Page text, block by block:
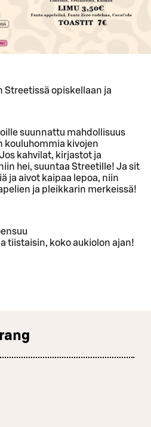
Streetissä opiskellaan ja
suunnattu mahdollisuus
kouluhommia kivojen
kahvilat, kirjastot ja
hei, suuntaa Streetille! Ja sit
ja aivot kaipaa lepoa, niin
ja pleikkarin merkeissä!
tiistaisin, koko aukiolon ajan!